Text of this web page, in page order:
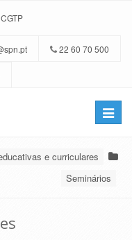
CGTP
22 60 70 500
Toggle
e curriculares
Seminários